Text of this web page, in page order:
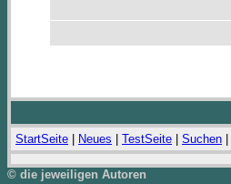
StartSeite Neues TestSeite Suchen
© die jeweiligen Autoren